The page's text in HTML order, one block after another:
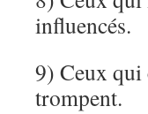
influencés.
9) Ceux qui
trompent.